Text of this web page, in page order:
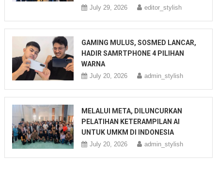
July 29, 2026 editor_stylish
GAMING MULUS, SOSMED LANCAR,
HADIR SAMRTPHONE 4 PILIHAN
WARNA
July 20, 2026 admin_stylish
MELALUI META, DILUNCURKAN
PELATIHAN KETERAMPILAN AI
UNTUK UMKM DI INDONESIA
July 20, 2026 admin_stylish